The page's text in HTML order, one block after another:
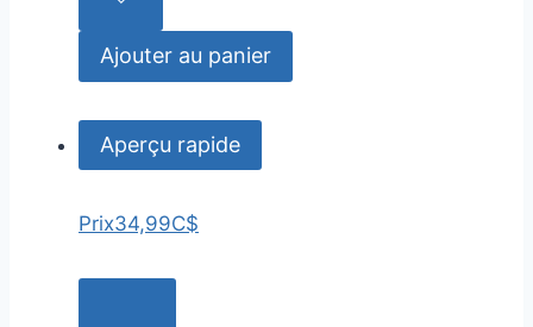
Ajouter au panier
Aperçu rapide
Prix34,99C$